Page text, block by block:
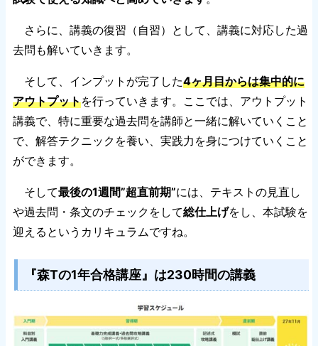
さらに、講義の復習（自習）として、講義に対応した過
去問も解いていきます。
そして、インプットが完了した4ヶ月目からは集中的に
アウトプットを行っていきます。ここでは、アウトプット
講義で、特に重要な過去問を講師と一緒に解いていくこと
で、解答テクニックを養い、実践力を身につけていくこと
ができます。
そして最後の1週間”超直前期”には、テキストの見直し
や過去問・条文のチェックをして総仕上げをし、本試験を
迎えるというカリキュラムですね。
『森Tの1年合格講座』は230時間の講義